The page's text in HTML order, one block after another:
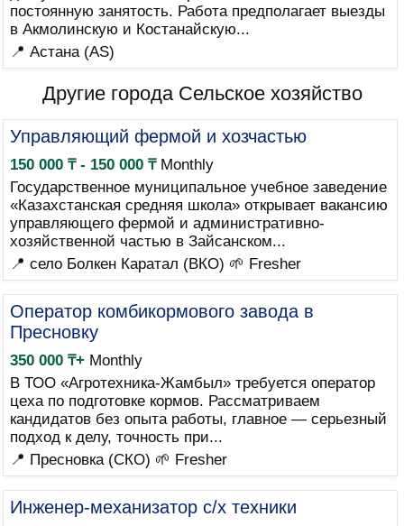
постоянную занятость. Работа предполагает выезды
в Акмолинскую и Костанайскую...
📍 Астана (AS)
Другие города Сельское хозяйство
Управляющий фермой и хозчастью
150 000 ₸ - 150 000 ₸Monthly
Государственное муниципальное учебное заведение
«Казахстанская средняя школа» открывает вакансию
управляющего фермой и административно-
хозяйственной частью в Зайсанском...
📍 село Болкен Каратал (ВКО) 🌱 Fresher
Оператор комбикормового завода в
Пресновку
350 000 ₸+Monthly
В ТОО «Агротехника-Жамбыл» требуется оператор
цеха по подготовке кормов. Рассматриваем
кандидатов без опыта работы, главное — серьезный
подход к делу, точность при...
📍 Пресновка (СКО) 🌱 Fresher
Инженер-механизатор с/х техники